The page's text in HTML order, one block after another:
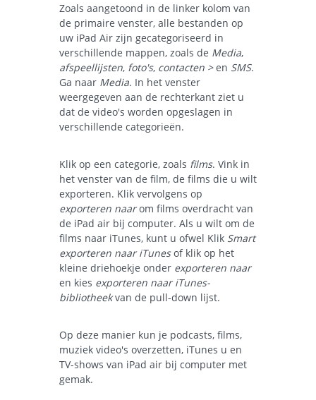
Zoals aangetoond in de linker kolom van
de primaire venster, alle bestanden op
uw iPad Air zijn gecategoriseerd in
verschillende mappen, zoals de Media,
afspeellijsten, foto's, contacten >en SMS.
Ga naar Media. In het venster
weergegeven aan de rechterkant ziet u
dat de video's worden opgeslagen in
verschillende categorieën.
Klik op een categorie, zoals films. Vink in
het venster van de film, de films die u wilt
exporteren. Klik vervolgens op
exporteren naarom films overdracht van
de iPad air bij computer. Als u wilt om de
films naar iTunes, kunt u ofwel Klik Smart
exporteren naar iTunesof klik op het
kleine driehoekje onder exporteren naar
en kies exporteren naar iTunes-
bibliotheekvan de pull-down lijst.
Op deze manier kun je podcasts, films,
muziek video's overzetten, iTunes u en
TV-shows van iPad air bij computer met
gemak.